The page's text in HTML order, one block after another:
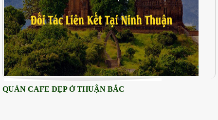
QUÁN CAFE ĐẸP Ở THUẬN BẮC